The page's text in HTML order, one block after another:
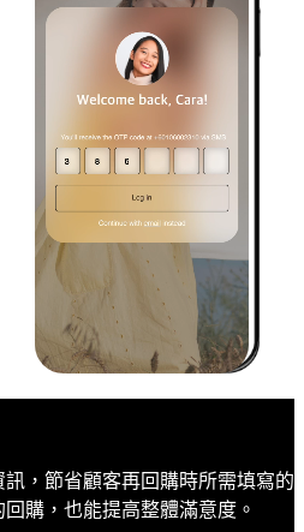
，節省顧客再回購時所需填寫的
購，也能提高整體滿意度。